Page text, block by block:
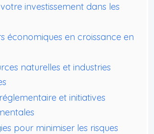
investissement dans les
économiques en croissance en
naturelles et industries
et initiatives
pour minimiser les risques